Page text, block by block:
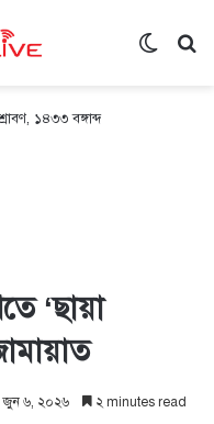
১৪৩৩ বঙ্গাব্দ
‘ছায়া
জুন ৬, ২০২৬ ২ minutes read